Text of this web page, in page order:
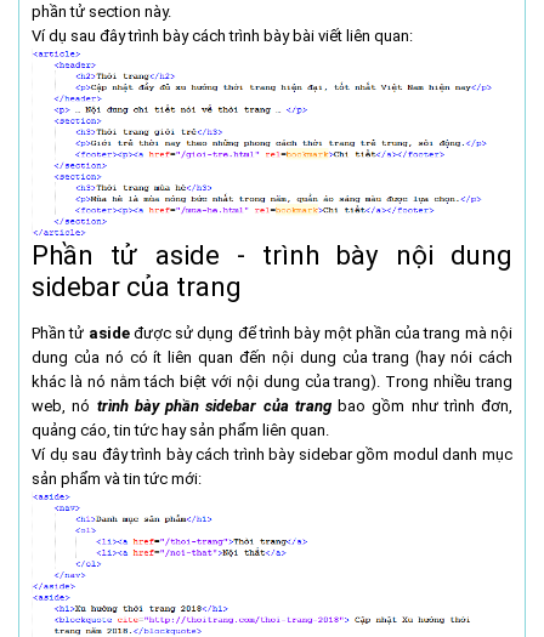
phần tử section này.
Ví dụ sau đây trình bày cách trình bày bài viết liên quan:
Phần tử aside - trình bày nội dung
sidebar của trang
Phần tử asideđược sử dụng để trình bày một phần của trang mà nội
dung của nó có ít liên quan đến nội dung của trang (hay nói cách
khác là nó nằm tách biệt với nội dung của trang). Trong nhiều trang
web, nó trình bày phần sidebar của trangbao gồm như trình đơn,
quảng cáo, tin tức hay sản phẩm liên quan.
Ví dụ sau đây trình bày cách trình bày sidebar gồm modul danh mục
sản phẩm và tin tức mới: